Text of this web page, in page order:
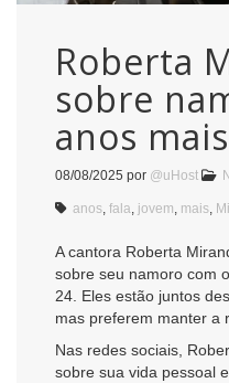
Roberta
sobre
anos
08/08/2025 por @uHost
anos fala jovem mais
A cantora Roberta
sobre seu namoro com
24. Eles estão juntos
mas preferem manter a
Nas redes sociais,
sobre sua vida pessoal